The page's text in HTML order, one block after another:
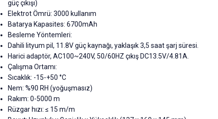
güç çıkışı)
Elektrot Ömrü: 3000 kullanım
Batarya Kapasites: 6700mAh
Besleme Yöntemleri:
Dahili lityum pil, 11.8V güç kaynağı, yaklaşık 3,5 saat şarj süresi.
Harici adaptör, AC100~240V, 50/60HZ çıkış DC13.5V/4.81A.
Çalışma Ortamı:
Sıcaklık: -15-+50 °C
Nem: %90 RH (yoğuşmasız)
Rakım: 0-5000 m
Rüzgar hızı: ≤ 15 m/m